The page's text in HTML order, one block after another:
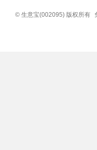
© 生意宝(002095) 版权所有